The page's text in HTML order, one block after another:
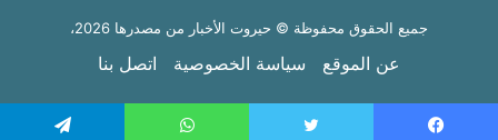
جميع الحقوق محفوظة © حيروت الأخبار من مصدرها 2026،
عن الموقع سياسة الخصوصية اتصل بنا